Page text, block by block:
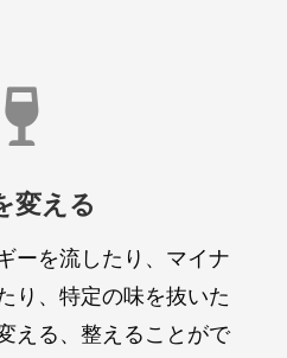

変える
ーを流したり、マイナ
り、特定の味を抜いた
える、整えることがで